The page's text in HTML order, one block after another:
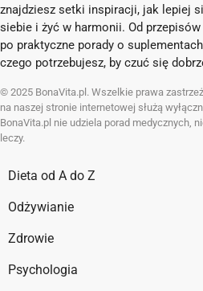
znajdziesz setki inspiracji, jak lepiej
siebie i żyć w harmonii. Od
po praktyczne porady o
czego potrzebujesz, by czuć się
© 2025 BonaVita.pl. Wszelkie prawa
na naszej stronie internetowej służą
BonaVita.pl nie udziela porad medycznych,
leczy.
Dieta od A do Z
Odżywianie
Zdrowie
Psychologia